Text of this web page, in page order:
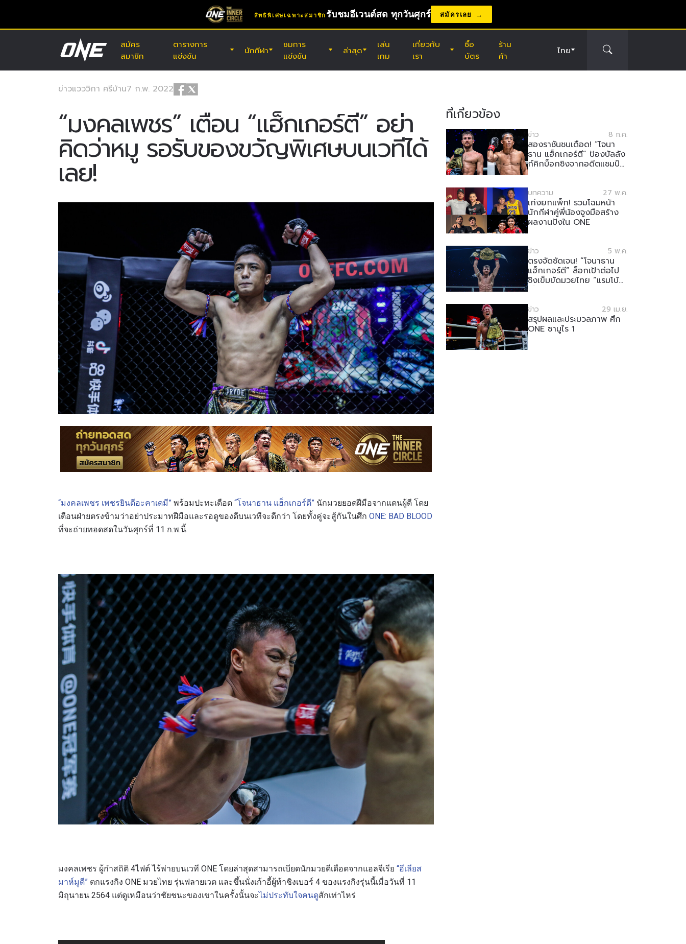
สิทธิพิเศษเฉพาะสมาชิก รับชมอีเวนต์สด ทุกวันศุกร์ สมัครเลย
สมัคร
สมาชิก
ตารางการ
แข่งขัน
25
(ส.) 8 ส.ค. 8:30 น. UTC
เอบาระ เวฟ อารีนา โอตะ, โตเกียว
นักกีฬา
ชมการ
แข่งขัน
ล่าสุด
เล่น
เกม
เกี่ยวกับ
เรา
ซื้อ
บัตร
ร้าน
ค้า
ไทย
ข่าวแวววิกา ศรีบ้าน7 ก.พ. 2022
“มงคลเพชร” เตือน “แฮ็กเกอร์ตี” อย่า
คิดว่าหมู รอรับของขวัญพิเศษบนเวทีได้
เลย!
“มงคลเพชร เพชรยินดีอะคาเดมี” พร้อมปะทะเดือด “โจนาธาน แฮ็กเกอร์ตี” นักมวยยอดฝีมือจากแดนผู้ดี โดย
เตือนฝ่ายตรงข้ามว่าอย่าประมาทฝีมือและรอดูของดีบนเวทีจะดีกว่า โดยทั้งคู่จะสู้กันในศึก ONE: BAD BLOOD
ที่จะถ่ายทอดสดในวันศุกร์ที่ 11 ก.พ.นี้
มงคลเพชร ผู้กำสถิติ 4ไฟต์ ไร้พ่ายบนเวที ONE โดยล่าสุดสามารถเบียดนักมวยดีเดือดจากแอลจีเรีย “อีเลียส
มาห์มูดี” ตกแรงกิง ONE มวยไทย รุ่นฟลายเวต และขึ้นนั่งเก้าอี้ผู้ท้าชิงเบอร์ 4 ของแรงกิงรุ่นนี้เมื่อวันที่ 11
มิถุนายน 2564 แต่ดูเหมือนว่าชัยชนะของเขาในครั้งนั้นจะไม่ประทับใจคนดูสักเท่าไหร่
ที่เกี่ยวข้อง
ข่าว 8 ก.ค.
สองราชันชนเดือด! “โจนา
ธาน แฮ็กเกอร์ตี” ป้องบัลลัง
ก์คิกบ็อกซิงจากอดีตแชมป์
บทความ 27 พ.ค.
เก่งยกแพ็ก! รวมโฉมหน้า
นักกีฬาคู่พี่น้องจูงมือสร้าง
ผลงานปังใน ONE
ข่าว 5 พ.ค.
ตรงจัดชัดเจน! “โจนาธาน
แฮ็กเกอร์ตี” ล็อกเป้าต่อไป
ชิงเข็มขัดมวยไทย “แรมโบ้
ข่าว 29 เม.ย.
สรุปผลและประมวลภาพ ศึก
ONE ซามูไร 1